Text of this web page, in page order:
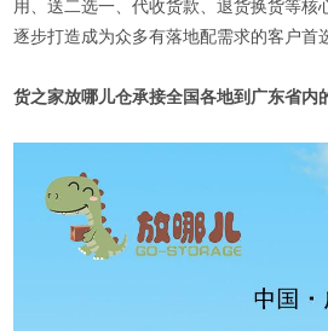
用、送二选一、代收货款、退货换货等核
逐步打造成为众多有落地配需求的客户首
货之家放哪儿仓承接全国各地到广东省内